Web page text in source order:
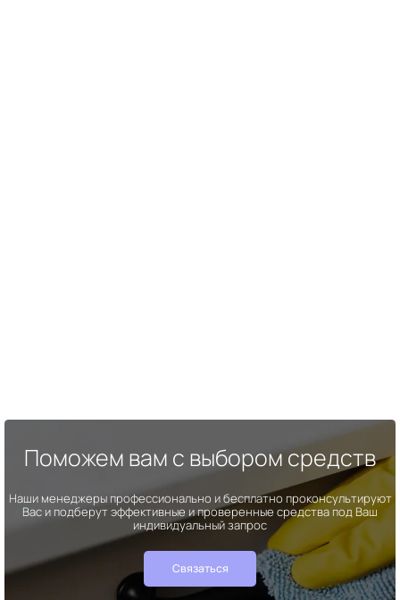
Поможем вам с выбором средств
Наши менеджеры профессионально и бесплатно проконсультируют
Вас и подберут эффективные и проверенные средства под Ваш
индивидуальный запрос
Связаться